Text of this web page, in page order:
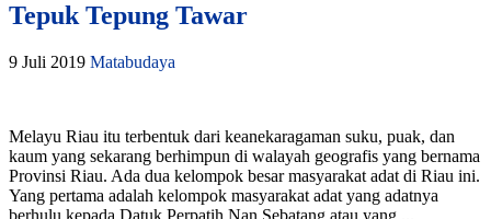
Tepuk Tepung Tawar
9 Juli 2019 Matabudaya
Melayu Riau itu terbentuk dari keanekaragaman suku, puak, dan
kaum yang sekarang berhimpun di walayah geografis yang bernama
Provinsi Riau. Ada dua kelompok besar masyarakat adat di Riau ini.
Yang pertama adalah kelompok masyarakat adat yang adatnya
berhulu kepada Datuk Perpatih Nan Sebatang atau yang ...